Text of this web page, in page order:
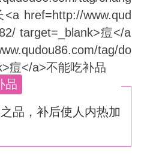
品
，补后使人内热加